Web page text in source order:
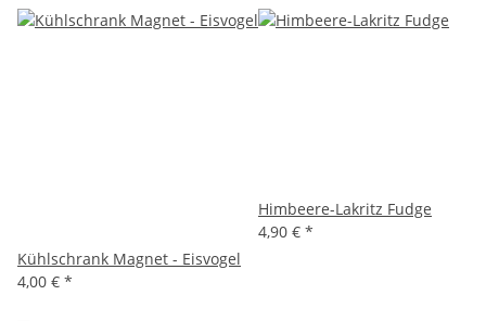
Kühlschrank Magnet - Eisvogel
4,00 € *
Himbeere-Lakritz Fudge
4,90 € *